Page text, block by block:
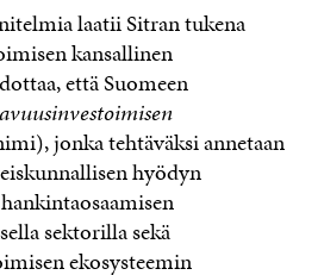
laatii Sitran tukena
kansallinen
että Suomeen
jonka tehtäväksi annetaan
hyödyn
sektorilla sekä
ekosysteemin